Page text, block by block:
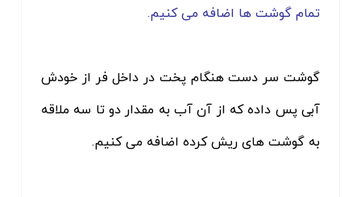
تمام گوشت ها اضافه می کنیم.
گوشت سر دست هنگام پخت در داخل فر از خودش
آبی پس داده که از آن آب به مقدار دو تا سه ملاقه
به گوشت های ریش کرده اضافه می کنیم.